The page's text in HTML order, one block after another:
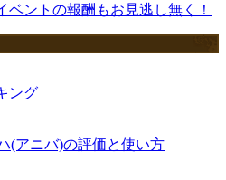
ベントの報酬もお見逃し無く！
ング
(アニバ)の評価と使い方